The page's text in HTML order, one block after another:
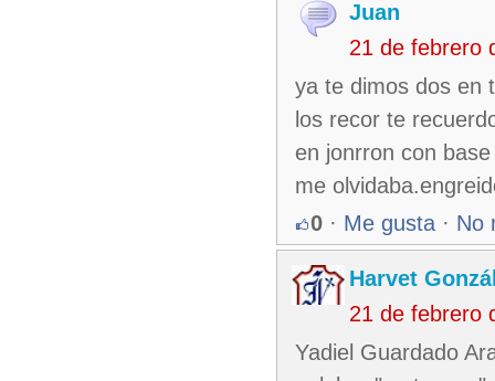
Juan
21 de febrero
ya te dimos dos en
los recor te
en jonrron con
me
0 · Me gusta · No
Harvet
21 de febrero
Yadiel Guardado